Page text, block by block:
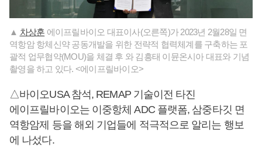
▲ 차상훈 에이프릴바이오 대표이사(오른쪽)가 2023년 2월28일 면
역항암 항체신약 공동개발을 위한 전략적 협력체계를 구축하는 포
괄적 업무협약(MOU)을 체결 후 와 김흥태 이뮨온시아 대표와 기념
촬영을 하고 있다. <에이프릴바이오>
△바이오USA 참석, REMAP 기술이전 타진
에이프릴바이오는 이중항체 ADC 플랫폼, 삼중타깃 면
역항암제 등을 해외 기업들에 적극적으로 알리는 행보
에 나섰다.